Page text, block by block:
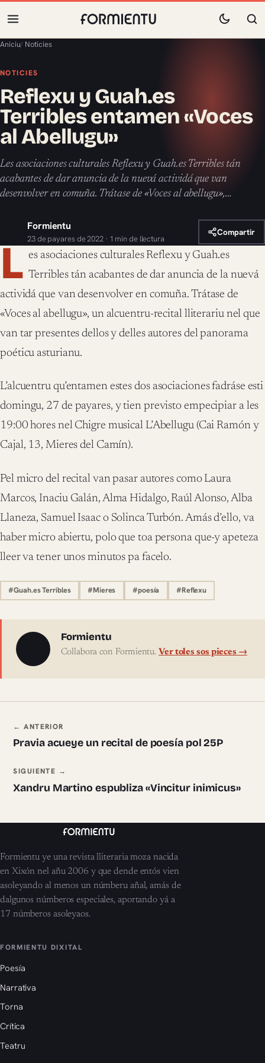
Aniciu/ Noticies
NOTICIES
Reflexu y Guah.es
Terribles entamen «Voces
al Abellugu»
Les asociaciones culturales Reflexu y Guah.es Terribles tán
acabantes de dar anuncia de la nuevá actividá que van
desenvolver en comuña. Trátase de «Voces al abellugu»,…
Formientu
23 de payares de 2022 · 1 min de llectura
Compartir
L es asociaciones culturales Reflexu y Guah.es
Terribles tán acabantes de dar anuncia de la nuevá
actividá que van desenvolver en comuña. Trátase de
«Voces al abellugu», un alcuentru-recital lliterariu nel que
van tar presentes dellos y delles autores del panorama
poéticu asturianu.
L’alcuentru qu’entamen estes dos asociaciones fadráse esti
domingu, 27 de payares, y tien previsto empecipiar a les
19:00 hores nel Chigre musical L’Abellugu (Cai Ramón y
Cajal, 13, Mieres del Camín).
Pel micro del recital van pasar autores como Laura
Marcos, Inaciu Galán, Alma Hidalgo, Raúl Alonso, Alba
Llaneza, Samuel Isaac o Solinca Turbón. Amás d’ello, va
haber micro abiertu, polo que toa persona que-y apeteza
lleer va tener unos minutos pa facelo.
#Guah.es Terribles #Mieres #poesía #Reflexu
Sobre l'autor
Formientu
Collabora con Formientu.Ver toles sos pieces →
Navegación ente pieces
← ANTERIOR
Pravia acueye un recital de poesía pol 25P
SIGUIENTE →
Xandru Martino espubliza «Vincitur inimicus»
Formientu ye una revista lliteraria moza nacida
en Xixón nel añu 2006 y que dende entós vien
asoleyando al menos un númberu añal, amás de
dalgunos númberos especiales, aportando yá a
17 númberos asoleyaos.
FORMIENTU DIXITAL
Poesía
Narrativa
Torna
Crítica
Teatru